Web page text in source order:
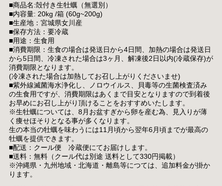
■商品名:殻付き生牡蠣（無選別）
■内容量: 20kg /箱 (60g~200g)
■生産地：宮城県女川産
■保存方法：要冷蔵
■用途：生食用
■消費期限：生食の場合は発送日から4日間、加熱の場合は発送日
から5日間、冷凍された場合は3ヶ月、解凍後2日以内(冷蔵保存)が
消費期限となります。
(冷凍された場合は加熱してお召し上がりくださいませ)
■紫外線滅菌海水浄化し、ノロウイルス、貝毒等の生菌検査済み
の生食用ですが、消費期限はあくまで目安となりますので到着後
お早めにお召し上がり頂けることをおすすめいたします。
※生牡蠣については、8月お盆すぎから卵を産む為、見入りが薄
く痩せほそりとなる事が多くなります。
生の本当の牡蠣を味わうには11月頃から翌年6月頃までが最高の
牡蠣を提供できます。
■配送：クール便 冷蔵便にてお届けします。
■送料：無料（クール代は別途 送料として330円掲載）
※沖縄県・九州地域・北海道・離島等につては、追加料金が掛か
ります。